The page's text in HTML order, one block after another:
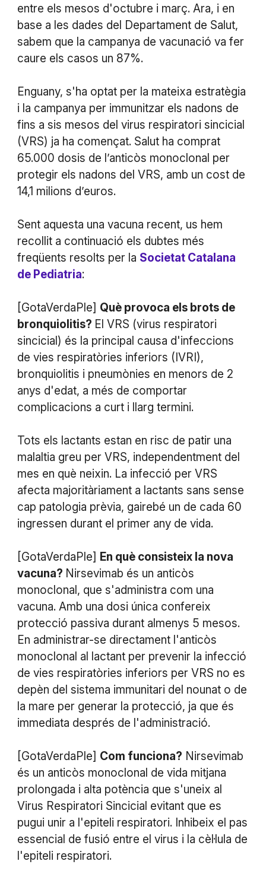
entre els mesos d'octubre i març. Ara, i en
base a les dades del Departament de Salut,
sabem que la campanya de vacunació va fer
caure els casos un 87%.
Enguany, s'ha optat per la mateixa estratègia
i la campanya per immunitzar els nadons de
fins a sis mesos del virus respiratori sincicial
(VRS) ja ha començat. Salut ha comprat
65.000 dosis de l’anticòs monoclonal per
protegir els nadons del VRS, amb un cost de
14,1 milions d’euros.
Sent aquesta una vacuna recent, us hem
recollit a continuació els dubtes més
freqüents resolts per la Societat Catalana
de Pediatria:
[GotaVerdaPle] Què provoca els brots de
bronquiolitis? El VRS (virus respiratori
sincicial) és la principal causa d'infeccions
de vies respiratòries inferiors (IVRI),
bronquiolitis i pneumònies en menors de 2
anys d'edat, a més de comportar
complicacions a curt i llarg termini.
Tots els lactants estan en risc de patir una
malaltia greu per VRS, independentment del
mes en què neixin. La infecció per VRS
afecta majoritàriament a lactants sans sense
cap patologia prèvia, gairebé un de cada 60
ingressen durant el primer any de vida.
[GotaVerdaPle] En què consisteix la nova
vacuna? Nirsevimab és un anticòs
monoclonal, que s'administra com una
vacuna. Amb una dosi única confereix
protecció passiva durant almenys 5 mesos.
En administrar-se directament l'anticòs
monoclonal al lactant per prevenir la infecció
de vies respiratòries inferiors per VRS no es
depèn del sistema immunitari del nounat o de
la mare per generar la protecció, ja que és
immediata després de l'administració.
[GotaVerdaPle] Com funciona? Nirsevimab
és un anticòs monoclonal de vida mitjana
prolongada i alta potència que s'uneix al
Virus Respiratori Sincicial evitant que es
pugui unir a l'epiteli respiratori. Inhibeix el pas
essencial de fusió entre el virus i la cèl·lula de
l'epiteli respiratori.